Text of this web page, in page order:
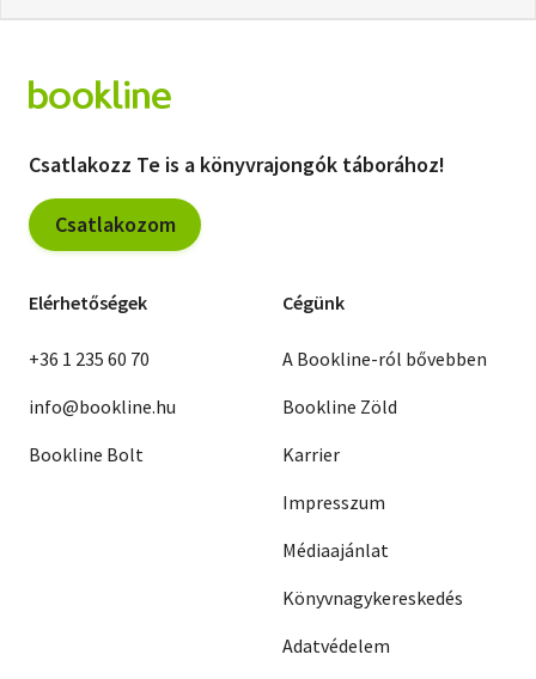
Csatlakozz Te is a könyvrajongók táborához!
Csatlakozom
Elérhetőségek
+36 1 235 60 70
info@bookline.hu
Bookline Bolt
Cégünk
A Bookline-ról bővebben
Bookline Zöld
Karrier
Impresszum
Médiaajánlat
Könyvnagykereskedés
Adatvédelem